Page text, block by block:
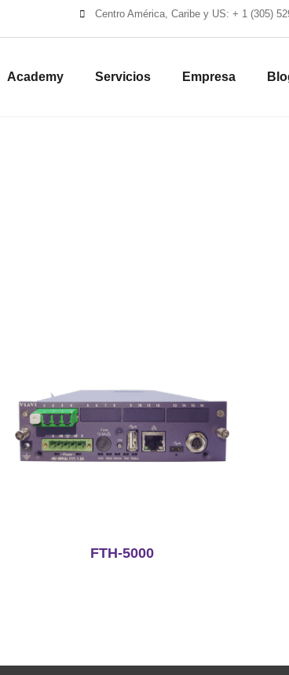
Centro América, Caribe y US: + 1 (305)
Academy Servicios Empresa
FTH-5000